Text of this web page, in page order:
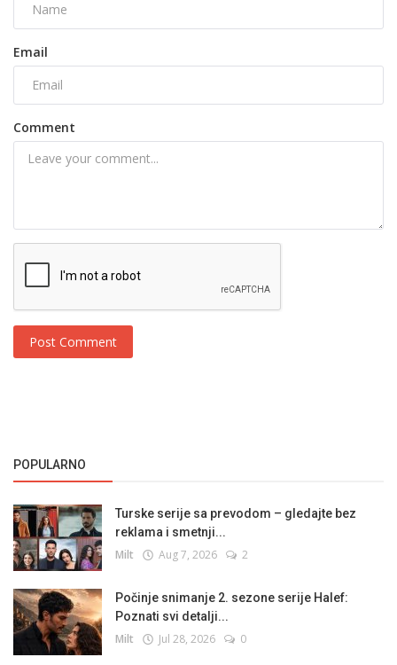
Email
Comment
Post Comment
POPULARNO
Turske serije sa prevodom – gledajte bez
reklama i smetnji...
Milt Aug 7, 2026 2
Počinje snimanje 2. sezone serije Halef:
Poznati svi detalji...
Milt Jul 28, 2026 0